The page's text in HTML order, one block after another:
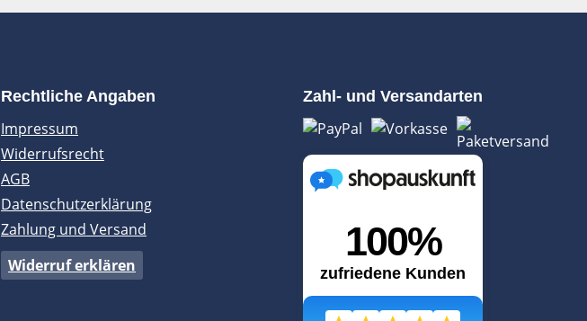
Rechtliche Angaben
Impressum
Widerrufsrecht
AGB
Datenschutzerklärung
Zahlung und Versand
Widerruf erklären
Zahl- und Versandarten